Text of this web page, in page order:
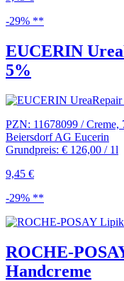
-29% **
EUCERIN
5%
PZN: 11678099 / Creme,
Beiersdorf AG Eucerin
Grundpreis: € 126,00 / 1l
9,45 €
-29% **
ROCHE-
Handcreme